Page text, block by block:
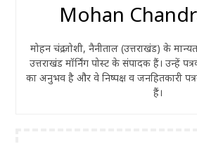
Mohan
मोहन चंद्र जोशी, नैनीताल (उत्तराखंड) के
उत्तराखंड मॉर्निंग पोस्ट के संपादक हैं। उन्हें
का अनुभव है और वे निष्पक्ष व जनहितकारी
हैं।